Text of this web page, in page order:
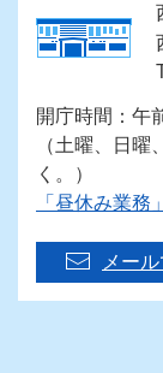
開庁時間：午
（土曜、日
く。）
「昼休み業
メー